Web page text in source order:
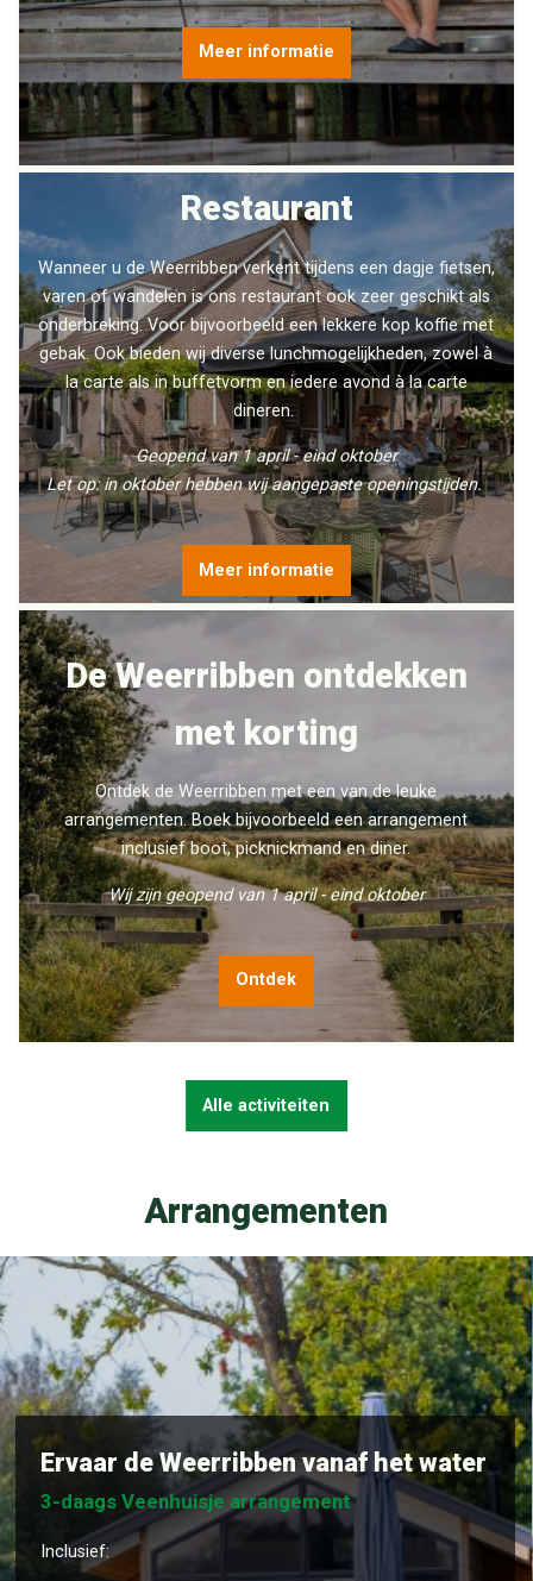
Meer informatie
Restaurant
Wanneer u de Weerribben verkent tijdens een dagje fietsen,
varen of wandelen is ons restaurant ook zeer geschikt als
onderbreking. Voor bijvoorbeeld een lekkere kop koffie met
gebak. Ook bieden wij diverse lunchmogelijkheden, zowel à
la carte als in buffetvorm en iedere avond à la carte
dineren.
Geopend van 1 april - eind oktober
Let op: in oktober hebben wij aangepaste openingstijden.
Meer informatie
De Weerribben ontdekken
met korting
Ontdek de Weerribben met een van de leuke
arrangementen. Boek bijvoorbeeld een arrangement
inclusief boot, picknickmand en diner.
Wij zijn geopend van 1 april - eind oktober
Ontdek
Alle activiteiten
Arrangementen
Ervaar de Weerribben vanaf het water
3-daags Veenhuisje arrangement
Inclusief: